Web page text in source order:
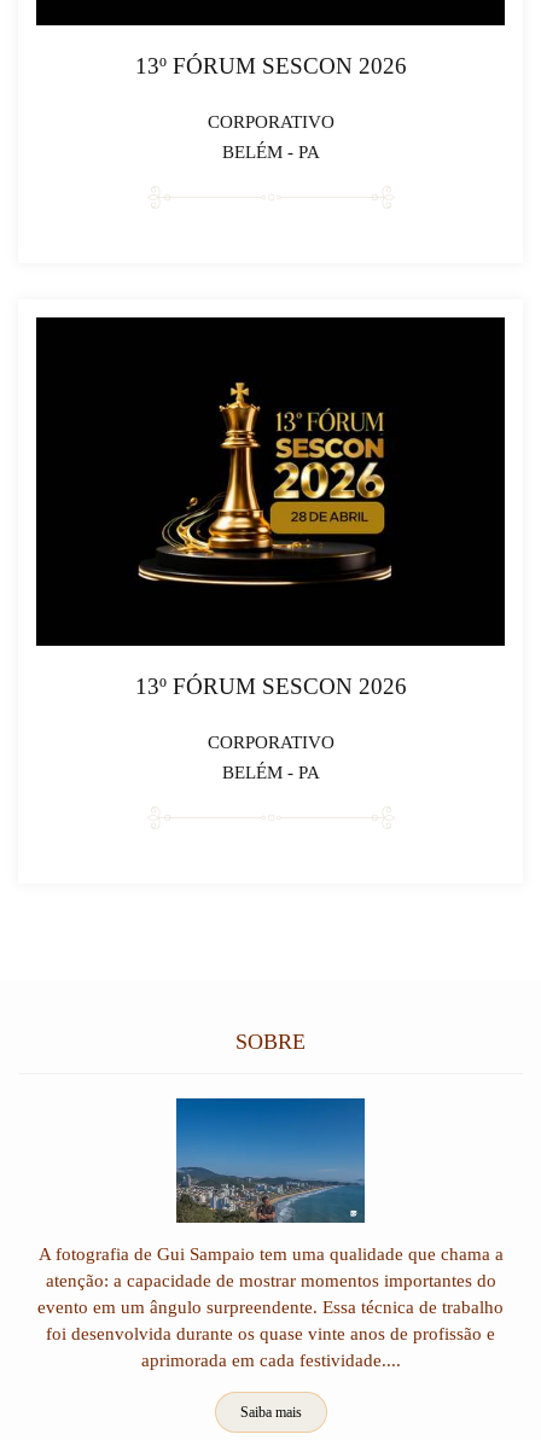
13º FÓRUM SESCON 2026
CORPORATIVO
BELÉM - PA
13º FÓRUM SESCON 2026
CORPORATIVO
BELÉM - PA
SOBRE
A fotografia de Gui Sampaio tem uma qualidade que chama a
atenção: a capacidade de mostrar momentos importantes do
evento em um ângulo surpreendente. Essa técnica de trabalho
foi desenvolvida durante os quase vinte anos de profissão e
aprimorada em cada festividade....
Saiba mais